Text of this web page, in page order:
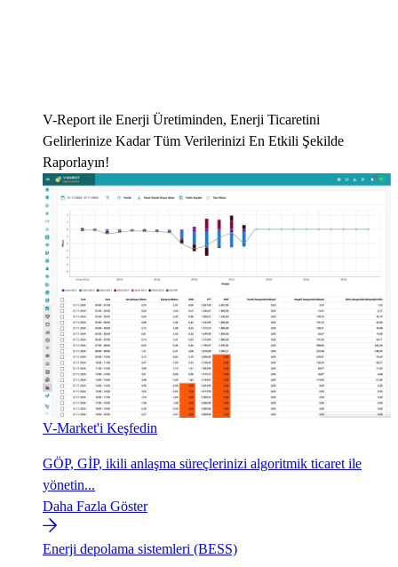
V-Report ile Enerji Üretiminden, Enerji Ticaretini
Gelirlerinize Kadar Tüm Verilerinizi En Etkili Şekilde
Raporlayın!
V-Market'i Keşfedin
GÖP, GİP, ikili anlaşma süreçlerinizi algoritmik ticaret ile
yönetin...
Daha Fazla Göster
Enerji depolama sistemleri (BESS)